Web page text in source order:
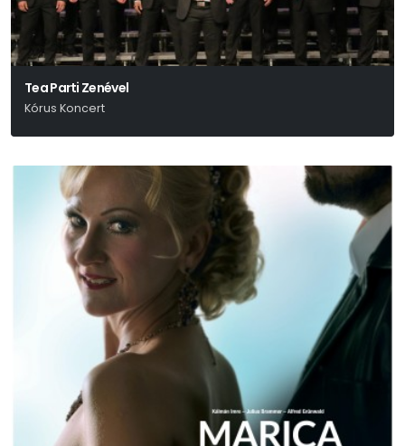
Tea Parti Zenével
Kórus Koncert